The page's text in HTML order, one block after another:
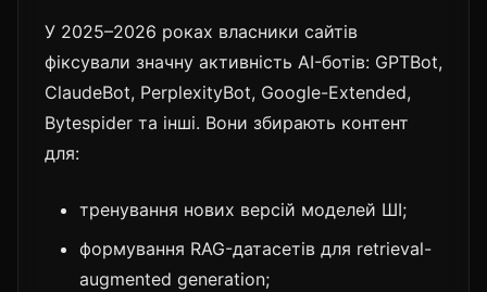
У 2025–2026 роках власники сайтів
фіксували значну активність AI-ботів: GPTBot,
ClaudeBot, PerplexityBot, Google-Extended,
Bytespider та інші. Вони збирають контент
для:
тренування нових версій моделей ШІ;
формування RAG-датасетів для retrieval-
augmented generation;